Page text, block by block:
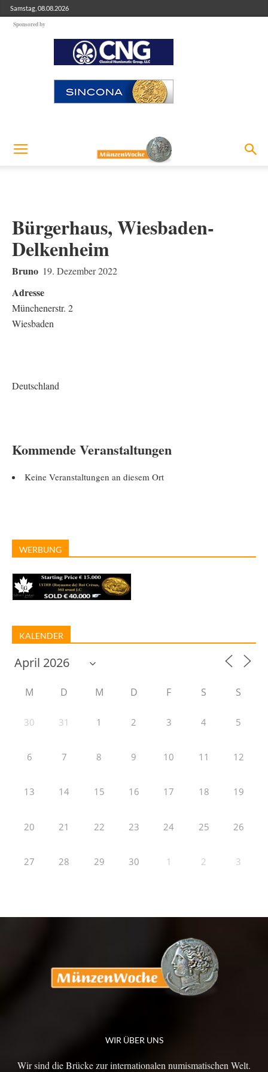
Samstag, 08.08.2026
Sponsored by
Bürgerhaus, Wiesbaden-
Delkenheim
Bruno 19. Dezember 2022
Adresse
Münchenerstr. 2
Wiesbaden
Deutschland
Kommende Veranstaltungen
Keine Veranstaltungen an diesem Ort
WERBUNG
KALENDER
M D M D F S S
30 31 1 2 3 4 5
6 7 8 9 10 11 12
13 14 15 16 17 18 19
20 21 22 23 24 25 26
27 28 29 30 1 2 3
WIR ÜBER UNS
Wir sind die Brücke zur internationalen numismatischen Welt.